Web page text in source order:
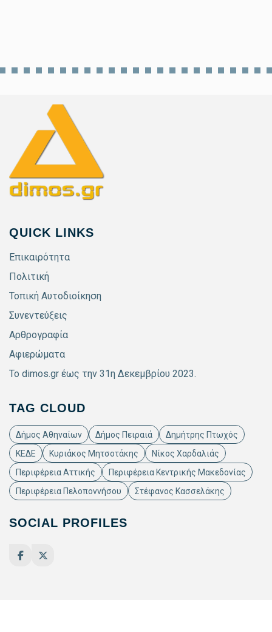
QUICK LINKS
Επικαιρότητα
Πολιτική
Τοπική Αυτοδιοίκηση
Συνεντεύξεις
Αρθρογραφία
Αφιερώματα
Το dimos.gr έως την 31η Δεκεμβρίου 2023.
TAG CLOUD
Δήμος Αθηναίων Δήμος Πειραιά
Δημήτρης Πτωχός
ΚΕΔΕ
Κυριάκος Μητσοτάκης
Νίκος Χαρδαλιάς
Περιφέρεια Αττικής
Περιφέρεια Κεντρικής Μακεδονίας
Περιφέρεια Πελοποννήσου
Στέφανος Κασσελάκης
SOCIAL PROFILES